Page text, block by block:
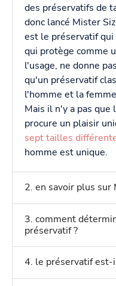
des préservatifs de
donc lancé Mister
est le préservatif
qui protège comme
l'usage, ne donne
qu'un préservatif
l'homme et la
Mais il n'y a pas
procure un plaisir
sept tailles
homme est unique.
2. en savoir plus sur
3. comment
préservatif ?
4. le préservatif est-